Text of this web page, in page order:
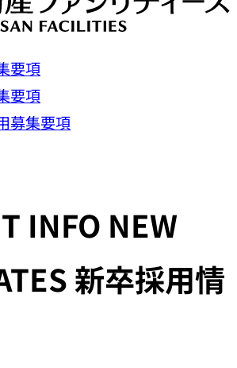
要項
要項
募集要項
INFO NEW
新卒採用情